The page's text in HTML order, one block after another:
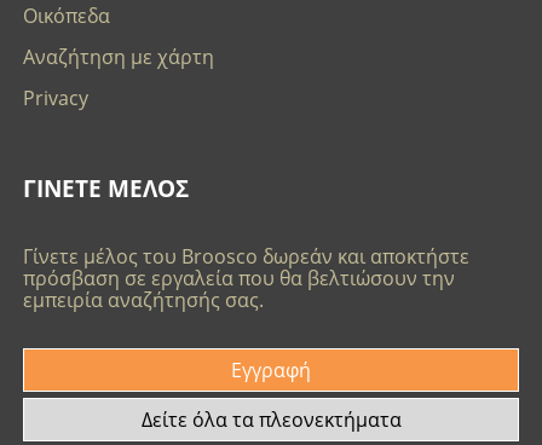
Οικόπεδα
Αναζήτηση με χάρτη
Privacy
ΓΙΝΕΤΕ ΜΕΛΟΣ
Γίνετε μέλος του Broosco δωρεάν και αποκτήστε
πρόσβαση σε εργαλεία που θα βελτιώσουν την
εμπειρία αναζήτησής σας.
Εγγραφή
Δείτε όλα τα πλεονεκτήματα